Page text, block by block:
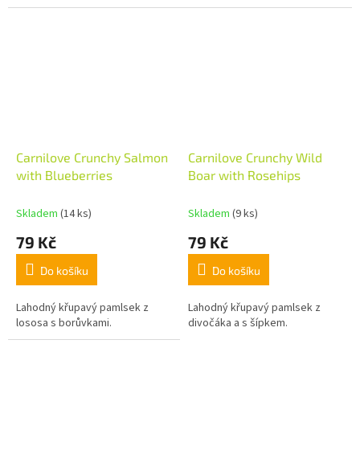
Carnilove Crunchy Salmon
with Blueberries
Skladem (14 ks)
79 Kč
Do košíku
Lahodný křupavý pamlsek z
lososa s borůvkami.
Carnilove Crunchy Wild
Boar with Rosehips
Skladem (9 ks)
79 Kč
Do košíku
Lahodný křupavý pamlsek z
divočáka a s šípkem.